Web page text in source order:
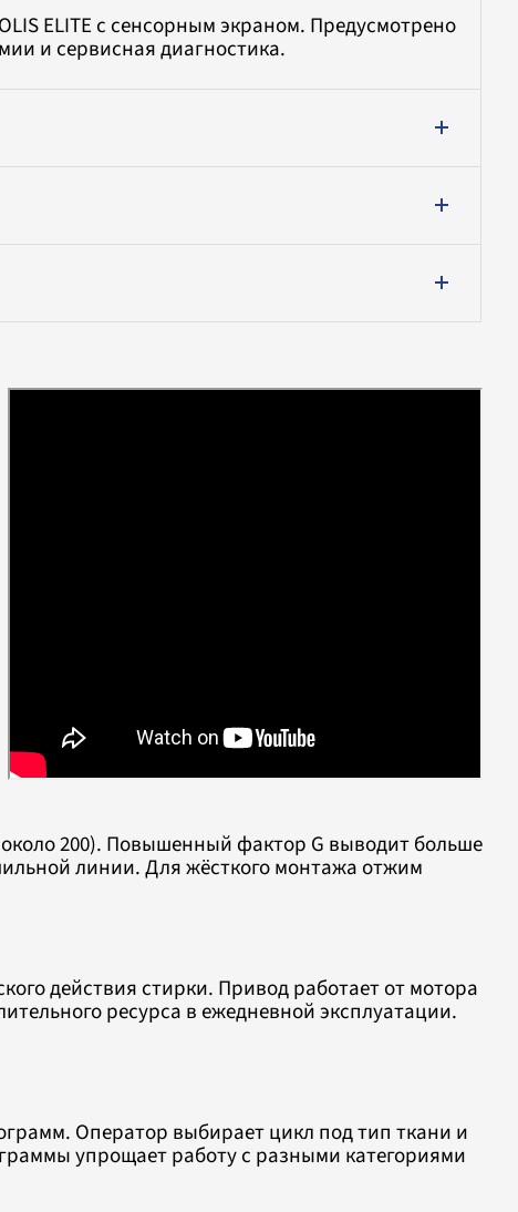
ELITE с сенсорным экраном. Предусмотрено
и сервисная диагностика.
200). Повышенный фактор G выводит больше
линии. Для жёсткого монтажа отжим
действия стирки. Привод работает от мотора
ресурса в ежедневной эксплуатации.
Оператор выбирает цикл под тип ткани и
упрощает работу с разными категориями